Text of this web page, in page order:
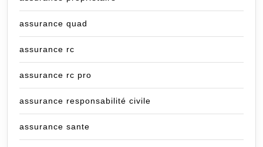
assurance quad
assurance rc
assurance rc pro
assurance responsabilité civile
assurance sante